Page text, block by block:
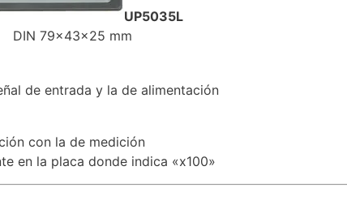
UP5035L
DIN 79x43x25 mm
de entrada y la de alimentación
con la de medición
en la placa donde indica «x100»